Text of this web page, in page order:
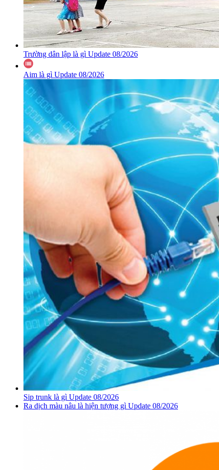
Trường dân lập là gì Update 08/2026
Aim là gì Update 08/2026
Sip trunk là gì Update 08/2026
Ra dịch màu nâu là hiện tượng gì Update 08/2026